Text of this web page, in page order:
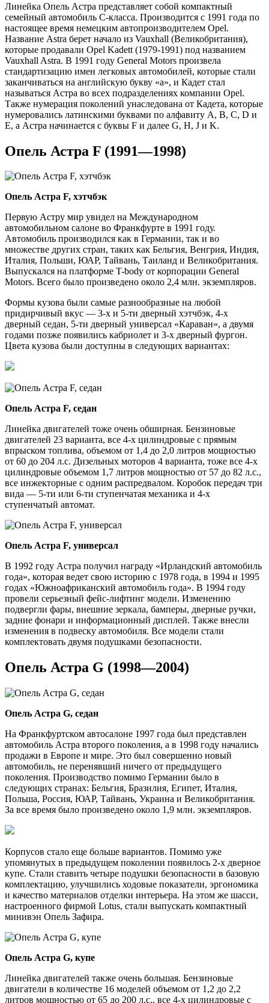
Линейка Опель Астра представляет собой компактный
семейный автомобиль C-класса. Производится с 1991 года по
настоящее время немецким автопроизводителем Opel.
Название Astra берет начало из Vauxhall (Великобритания),
которые продавали Opel Kadett (1979-1991) под названием
Vauxhall Astra. В 1991 году General Motors произвела
стандартизацию имен легковых автомобилей, которые стали
заканчиваться на английскую букву «a», и Кадет стал
называться Астра во всех подразделениях компании Opel.
Также нумерация поколений унаследована от Кадета, которые
нумеровались латинскими буквами по алфавиту A, B, C, D и
E, а Астра начинается с буквы F и далее G, H, J и K.
Опель Астра F (1991—1998)
Опель Астра F, хэтчбэк
Первую Астру мир увидел на Международном
автомобильном салоне во Франкфурте в 1991 году.
Автомобиль производился как в Германии, так и во
множестве других стран, таких как Бельгия, Венгрия, Индия,
Италия, Польши, ЮАР, Тайвань, Таиланд и Великобритания.
Выпускался на платформе T-body от корпорации General
Motors. Всего было произведено около 2,4 млн. экземпляров.
Формы кузова были самые разнообразные на любой
придирчивый вкус — 3-х и 5-ти дверный хэтчбэк, 4-х
дверный седан, 5-ти дверный универсал «Караван», а двумя
годами позже появились кабриолет и 3-х дверный фургон.
Цвета кузова были доступны в следующих вариантах:
Опель Астра F, седан
Линейка двигателей тоже очень обширная. Бензиновые
двигателей 23 варианта, все 4-х цилиндровые с прямым
впрыском топлива, объемом от 1,4 до 2,0 литров мощностью
от 60 до 204 л.с. Дизельных моторов 4 варианта, тоже все 4-х
цилиндровые объемом 1,7 литров мощностью от 57 до 82 л.с.,
все инжекторные с одним распредвалом. Коробок передач три
вида — 5-ти или 6-ти ступенчатая механика и 4-х
ступенчатый автомат.
Опель Астра F, универсал
В 1992 году Астра получил награду «Ирландский автомобиль
года», которая ведет свою историю с 1978 года, в 1994 и 1995
годах «Южноафриканский автомобиль года». В 1994 году
провели серьезный фейс-лифтинг модели. Изменению
подвергли фары, внешние зеркала, бамперы, дверные ручки,
задние фонари и информационный дисплей. Также внесли
изменения в подвеску автомобиля. Все модели стали
комплектовать двумя подушками безопасности.
Опель Астра G (1998—2004)
Опель Астра G, седан
На Франкфуртском автосалоне 1997 года был представлен
автомобиль Астра второго поколения, а в 1998 году начались
продажи в Европе и мире. Это был совершенно новый
автомобиль, не перенявший ничего от предыдущего
поколения. Производство помимо Германии было в
следующих странах: Бельгия, Бразилия, Египет, Италия,
Польша, Россия, ЮАР, Тайвань, Украина и Великобритания.
За все время было произведено около 1,9 млн. экземпляров.
Корпусов стало еще больше вариантов. Помимо уже
упомянутых в предыдущем поколении появилось 2-х дверное
купе. Стали ставить четыре подушки безопасности в базовую
комплектацию, улучшились ходовые показатели, эргономика
и качество материалов отделки интерьера. На этом же шасси,
настроенного фирмой Lotus, стали выпускать компактный
минивэн Опель Зафира.
Опель Астра G, купе
Линейка двигателей также очень большая. Бензиновые
двигатели в количестве 16 моделей объемом от 1,2 до 2,2
литров мощностью от 65 до 200 л.с., все 4-х цилиндровые с